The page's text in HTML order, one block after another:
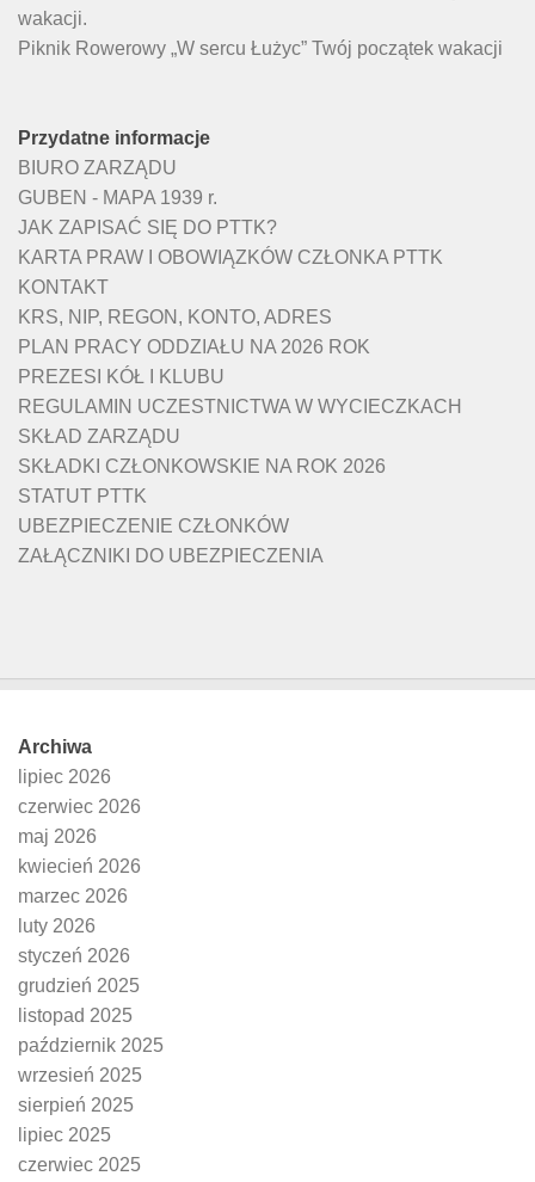
wakacji.
Piknik Rowerowy „W sercu Łużyc” Twój początek wakacji
Przydatne informacje
BIURO ZARZĄDU
GUBEN - MAPA 1939 r.
JAK ZAPISAĆ SIĘ DO PTTK?
KARTA PRAW I OBOWIĄZKÓW CZŁONKA PTTK
KONTAKT
KRS, NIP, REGON, KONTO, ADRES
PLAN PRACY ODDZIAŁU NA 2026 ROK
PREZESI KÓŁ I KLUBU
REGULAMIN UCZESTNICTWA W WYCIECZKACH
SKŁAD ZARZĄDU
SKŁADKI CZŁONKOWSKIE NA ROK 2026
STATUT PTTK
UBEZPIECZENIE CZŁONKÓW
ZAŁĄCZNIKI DO UBEZPIECZENIA
Archiwa
lipiec 2026
czerwiec 2026
maj 2026
kwiecień 2026
marzec 2026
luty 2026
styczeń 2026
grudzień 2025
listopad 2025
październik 2025
wrzesień 2025
sierpień 2025
lipiec 2025
czerwiec 2025